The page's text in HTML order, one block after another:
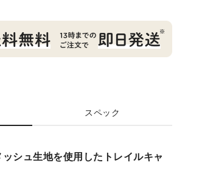
スペック
シュ生地を使用したトレイルキャ